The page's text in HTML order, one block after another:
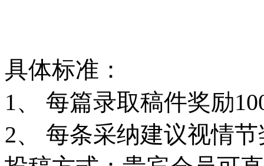
具体标准：
1、 每篇录取稿件奖励
2、 每条采纳建议视情节